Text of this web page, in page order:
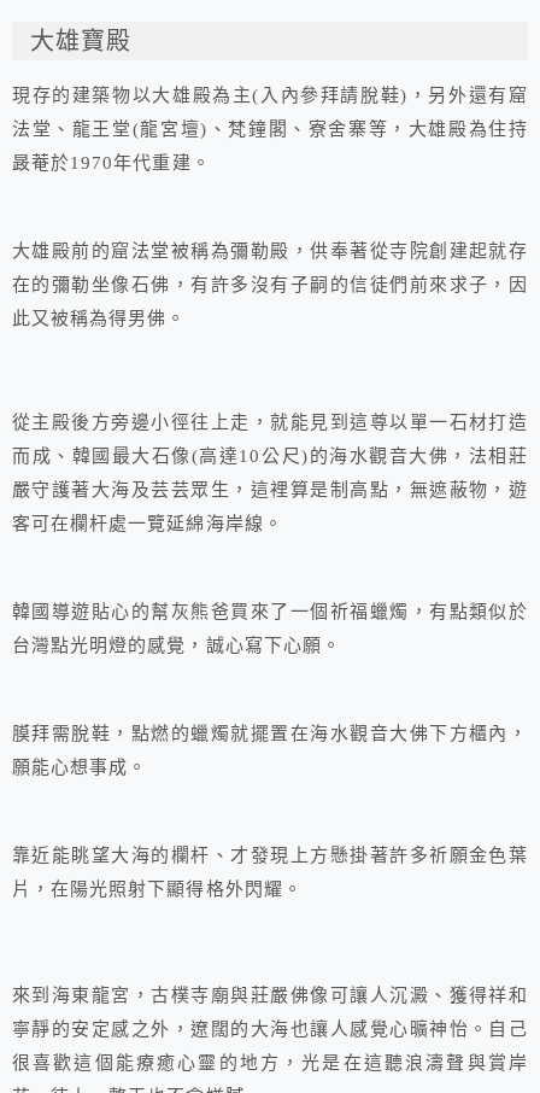
大雄寶殿
現存的建築物以大雄殿為主(入內參拜請脫鞋)，另外還有窟
法堂、龍王堂(龍宮壇)、梵鐘閣、寮舍寨等，大雄殿為住持
晸菴於1970年代重建。
大雄殿前的窟法堂被稱為彌勒殿，供奉著從寺院創建起就存
在的彌勒坐像石佛，有許多沒有子嗣的信徒們前來求子，因
此又被稱為得男佛。
從主殿後方旁邊小徑往上走，就能見到這尊以單一石材打造
而成、韓國最大石像(高達10公尺)的海水觀音大佛，法相莊
嚴守護著大海及芸芸眾生，這裡算是制高點，無遮蔽物，遊
客可在欄杆處一覽延綿海岸線。
韓國導遊貼心的幫灰熊爸買來了一個祈福蠟燭，有點類似於
台灣點光明燈的感覺，誠心寫下心願。
膜拜需脫鞋，點燃的蠟燭就擺置在海水觀音大佛下方櫃內，
願能心想事成。
靠近能眺望大海的欄杆、才發現上方懸掛著許多祈願金色葉
片，在陽光照射下顯得格外閃耀。
來到海東龍宮，古樸寺廟與莊嚴佛像可讓人沉澱、獲得祥和
寧靜的安定感之外，遼闊的大海也讓人感覺心曠神怡。自己
很喜歡這個能療癒心靈的地方，光是在這聽浪濤聲與賞岸